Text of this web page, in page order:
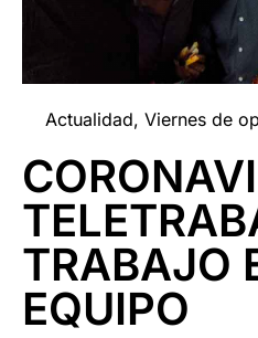
Actualidad, Viernes de
TRABAJO
EQUIPO